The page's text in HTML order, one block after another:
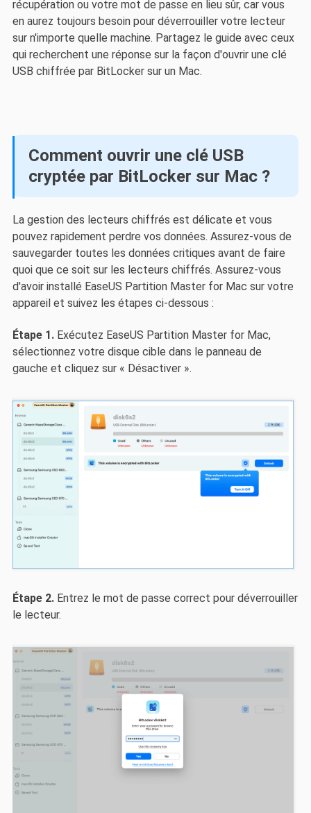
récupération ou votre mot de passe en lieu sûr, car vous
en aurez toujours besoin pour déverrouiller votre lecteur
sur n'importe quelle machine. Partagez le guide avec ceux
qui recherchent une réponse sur la façon d'ouvrir une clé
USB chiffrée par BitLocker sur un Mac.
Comment ouvrir une clé USB
cryptée par BitLocker sur Mac ?
La gestion des lecteurs chiffrés est délicate et vous
pouvez rapidement perdre vos données. Assurez-vous de
sauvegarder toutes les données critiques avant de faire
quoi que ce soit sur les lecteurs chiffrés. Assurez-vous
d'avoir installé EaseUS Partition Master for Mac sur votre
appareil et suivez les étapes ci-dessous :
Étape 1.Exécutez EaseUS Partition Master for Mac,
sélectionnez votre disque cible dans le panneau de
gauche et cliquez sur « Désactiver ».
Étape 2.Entrez le mot de passe correct pour déverrouiller
le lecteur.